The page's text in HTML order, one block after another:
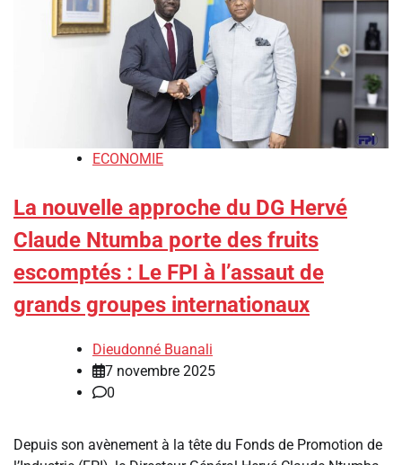
ECONOMIE
La nouvelle approche du DG Hervé
Claude Ntumba porte des fruits
escomptés : Le FPI à l’assaut de
grands groupes internationaux
Dieudonné Buanali
7 novembre 2025
0
Depuis son avènement à la tête du Fonds de Promotion de